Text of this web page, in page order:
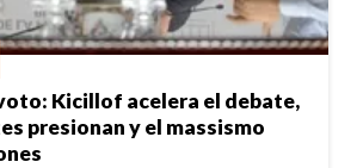
Kicillof acelera el debate,
presionan y el massismo